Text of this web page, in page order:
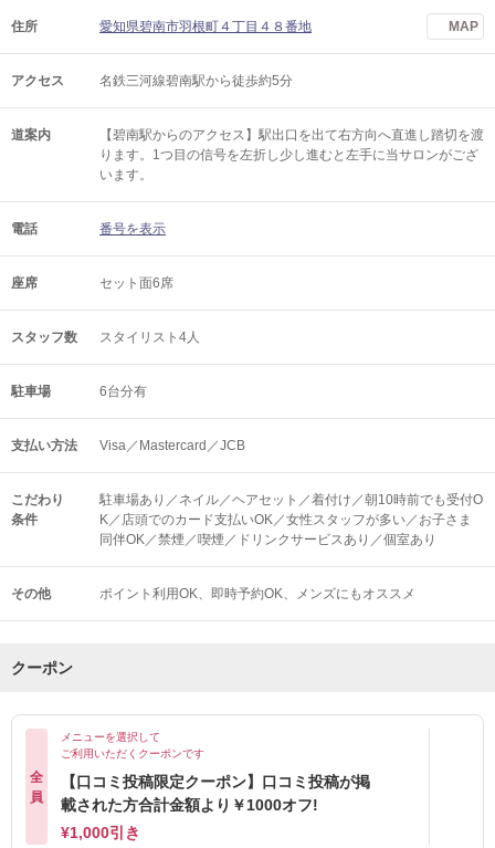
住所 愛知県碧南市羽根町４丁目４８番地 MAP
アクセス 名鉄三河線碧南駅から徒歩約5分
道案内
【碧南駅からのアクセス】駅出口を出て右方向へ直進し踏切を渡
ります。1つ目の信号を左折し少し進むと左手に当サロンがござ
います。
電話 番号を表示
座席 セット面6席
スタッフ数 スタイリスト4人
駐車場 6台分有
支払い方法 Visa／Mastercard／JCB
こだわり
条件
駐車場あり／ネイル／ヘアセット／着付け／朝10時前でも受付O
K／店頭でのカード支払いOK／女性スタッフが多い／お子さま
同伴OK／禁煙／喫煙／ドリンクサービスあり／個室あり
その他 ポイント利用OK 即時予約OK メンズにもオススメ
クーポン
全
員
メニューを選択して
ご利用いただくクーポンです
【口コミ投稿限定クーポン】口コミ投稿が掲
載された方合計金額より￥1000オフ!
¥1,000引き